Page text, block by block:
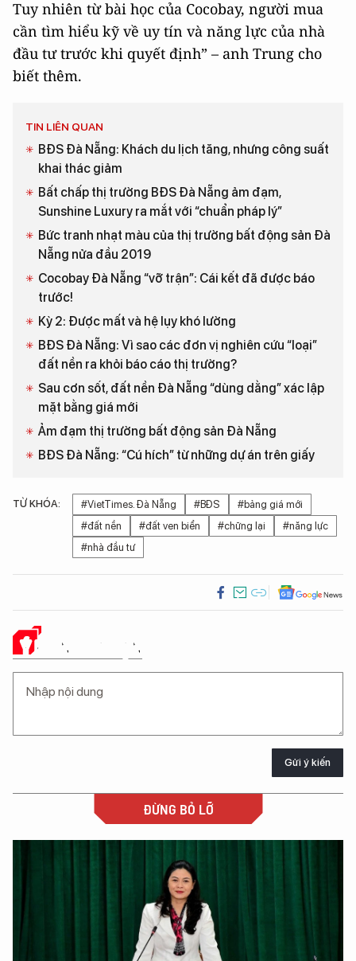
Tuy nhiên từ bài học của Cocobay, người mua
cần tìm hiểu kỹ về uy tín và năng lực của nhà
đầu tư trước khi quyết định” – anh Trung cho
biết thêm.
TIN LIÊN QUAN
BĐS Đà Nẵng: Khách du lịch tăng, nhưng công suất
khai thác giảm
Bất chấp thị trường BĐS Đà Nẵng ảm đạm,
Sunshine Luxury ra mắt với “chuẩn pháp lý”
Bức tranh nhạt màu của thị trường bất động sản Đà
Nẵng nửa đầu 2019
Cocobay Đà Nẵng “vỡ trận”: Cái kết đã được báo
trước!
Kỳ 2: Được mất và hệ lụy khó lường
BĐS Đà Nẵng: Vì sao các đơn vị nghiên cứu “loại”
đất nền ra khỏi báo cáo thị trường?
Sau cơn sốt, đất nền Đà Nẵng “dùng dằng” xác lập
mặt bằng giá mới
Ảm đạm thị trường bất động sản Đà Nẵng
BĐS Đà Nẵng: “Cú hích” từ những dự án trên giấy
TỪ KHÓA: #​VietTimes. Đà Nẵng #BĐS
#bảng giá mới
#đất nền
#đất ven biển #chững lại
#năng lực
#nhà đầu tư
Ý KIẾN CỦA BẠN
Gửi ý kiến
ĐỪNG BỎ LỠ